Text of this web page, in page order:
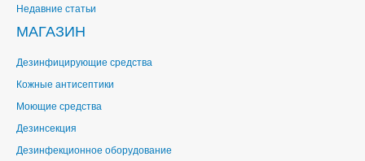
Недавние статьи
МАГАЗИН
Дезинфицирующие средства
Кожные антисептики
Моющие средства
Дезинсекция
Дезинфекционное оборудование